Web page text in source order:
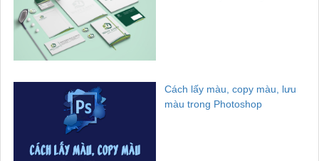
Cách lấy màu, copy màu, lưu
màu trong Photoshop